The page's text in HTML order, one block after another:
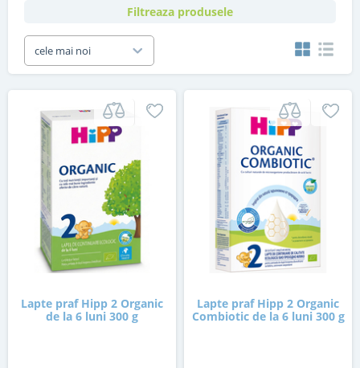
Filtreaza produsele
cele mai noi
Lapte praf Hipp 2 Organic
de la 6 luni 300 g
Lapte praf Hipp 2 Organic
Combiotic de la 6 luni 300 g